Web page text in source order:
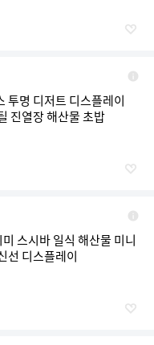
투명 디저트 디스플레이
진열장 해산물 초밥
스시바 일식 해산물 미니
선 디스플레이